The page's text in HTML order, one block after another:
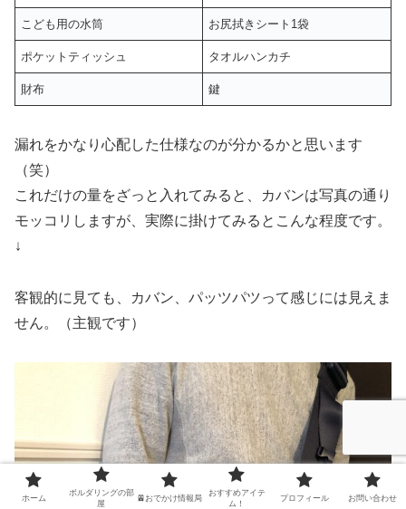
こども用の水筒 お尻拭きシート1袋
ポケットティッシュ タオルハンカチ
財布 鍵
漏れをかなり心配した仕様なのが分かるかと思います
（笑）
これだけの量をざっと入れてみると、カバンは写真の通り
モッコリしますが、実際に掛けてみるとこんな程度です。
↓
客観的に見ても、カバン、パッツパツって感じには見えま
せん。（主観です）
ホーム
ボルダリングの部
屋
🚈おでかけ情報局
おすすめアイテ
ム！
プロフィール お問い合わせ